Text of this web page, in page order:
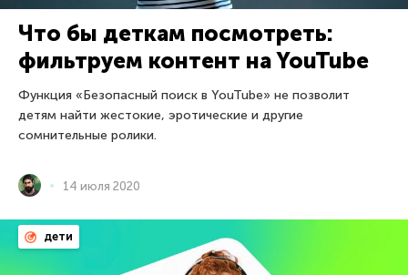
Что бы деткам посмотреть:
фильтруем контент на YouTube
Функция «Безопасный поиск в YouTube» не позволит
детям найти жестокие, эротические и другие
сомнительные ролики.
14 июля 2020
дети